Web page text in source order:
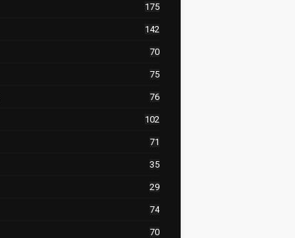
175
142
70
75
76
102
71
35
29
74
70